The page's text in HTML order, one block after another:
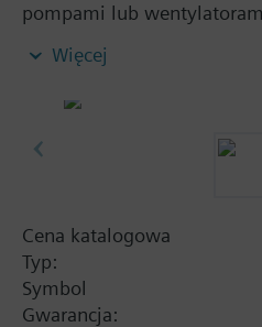
pompami lub
oraz jednostkę sterującą
Informacje dodatkowe
Więcej
Cena katalogowa
Typ:
Symbol
Gwarancja: